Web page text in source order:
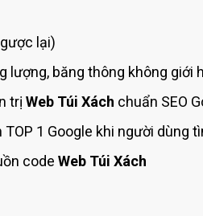
lại)
lượng, băng thông không giới
trị Web Túi Xách chuẩn SEO
TOP 1 Google khi người dùng
code Web Túi Xách